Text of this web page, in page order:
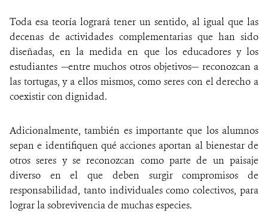
Toda esa teoría logrará tener un sentido, al igual que las
decenas de actividades complementarias que han sido
diseñadas, en la medida en que los educadores y los
estudiantes —entre muchos otros objetivos— reconozcan a
las tortugas, y a ellos mismos, como seres con el derecho a
coexistir con dignidad.
Adicionalmente, también es importante que los alumnos
sepan e identifiquen qué acciones aportan al bienestar de
otros seres y se reconozcan como parte de un paisaje
diverso en el que deben surgir compromisos de
responsabilidad, tanto individuales como colectivos, para
lograr la sobrevivencia de muchas especies.